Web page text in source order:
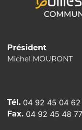
Président
Michel MOURONT
Tél. 04 92 45 04 62
Fax. 04 92 45 48 77